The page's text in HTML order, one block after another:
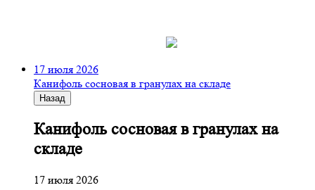
17 июля 2026
Канифоль сосновая в гранулах на складе
Назад
Канифоль сосновая в гранулах на
складе
17 июля 2026